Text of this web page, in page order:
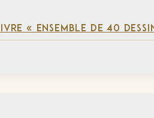
« ENSEMBLE DE 40